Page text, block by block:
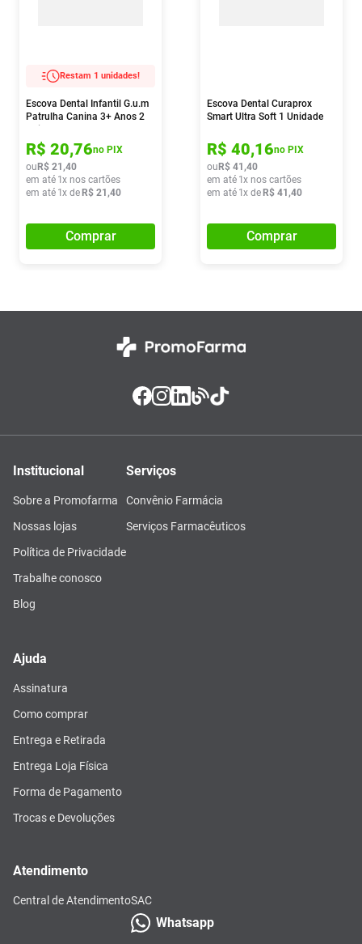
Restam 1 unidades!
Escova Dental Infantil G.u.m
Patrulha Canina 3+ Anos 2
R$ 20,76no PIX
ou R$ 21 ,40
em até 1x nos cartões
em até 1x de R$ 21 ,40
Comprar
Escova Dental Curaprox
Smart Ultra Soft 1 Unidade
R$ 40,16no PIX
ou R$ 41 ,40
em até 1x nos cartões
em até 1x de R$ 41 ,40
Comprar
Institucional
Sobre a Promofarma
Nossas lojas
Política de Privacidade
Trabalhe conosco
Blog
Serviços
Convênio Farmácia
Serviços Farmacêuticos
Ajuda
Assinatura
Como comprar
Entrega e Retirada
Entrega Loja Física
Forma de Pagamento
Trocas e Devoluções
Atendimento
Central de AtendimentoSAC
Whatsapp